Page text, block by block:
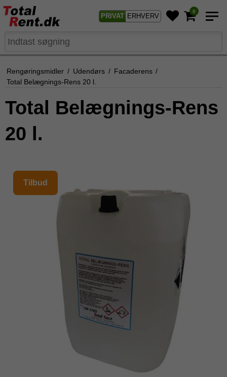
PRIVAT ERHVERV
0
Rengøringsmidler / Udendørs / Facaderens /
Total Belægnings-Rens 20 l.
Total Belægnings-Rens
20 l.
Tilbud